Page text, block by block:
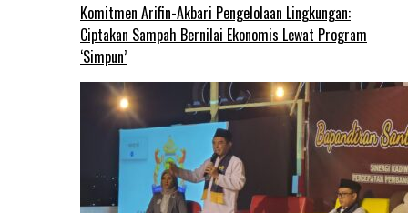
Komitmen Arifin-Akbari Pengelolaan Lingkungan:
Ciptakan Sampah Bernilai Ekonomis Lewat Program
‘Simpun’